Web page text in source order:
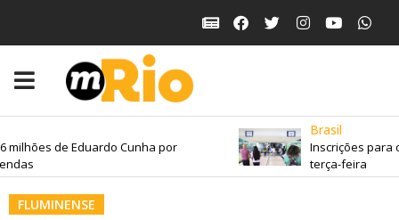
de Eduardo Cunha por
Brasil
Inscrições para o
terça-feira
FLUMINENSE